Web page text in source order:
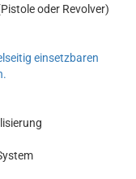
oder Revolver)
einsetzbaren